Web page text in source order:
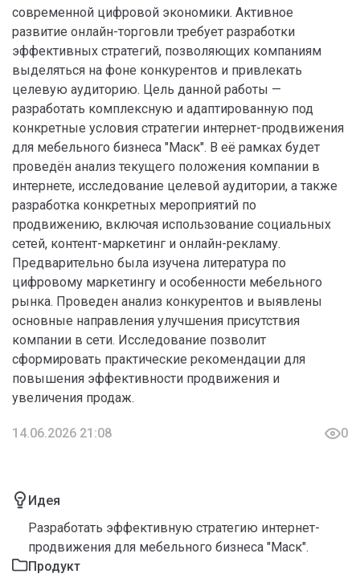
современной цифровой экономики. Активное
развитие онлайн-торговли требует разработки
эффективных стратегий, позволяющих компаниям
выделяться на фоне конкурентов и привлекать
целевую аудиторию. Цель данной работы —
разработать комплексную и адаптированную под
конкретные условия стратегии интернет-продвижения
для мебельного бизнеса "Маск". В её рамках будет
проведён анализ текущего положения компании в
интернете, исследование целевой аудитории, а также
разработка конкретных мероприятий по
продвижению, включая использование социальных
сетей, контент-маркетинг и онлайн-рекламу.
Предварительно была изучена литература по
цифровому маркетингу и особенности мебельного
рынка. Проведен анализ конкурентов и выявлены
основные направления улучшения присутствия
компании в сети. Исследование позволит
сформировать практические рекомендации для
повышения эффективности продвижения и
увеличения продаж.
14.06.2026 21:08 0
Идея
Разработать эффективную стратегию интернет-
продвижения для мебельного бизнеса "Маск".
Продукт